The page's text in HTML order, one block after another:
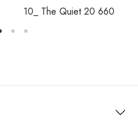
10_ The Quiet 20 660